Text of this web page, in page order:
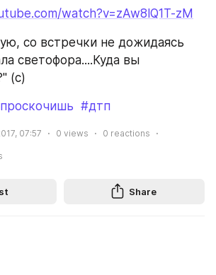
watch?v=zAw8lQ1T-zM
со встречки не дожидаясь
светофора....Куда вы
(с)
#дтп
07:57 0 views 0 reactions
Share